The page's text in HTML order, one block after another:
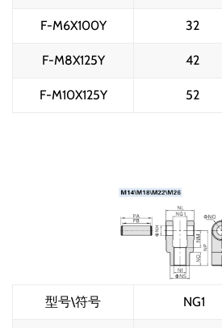
F-M6X100Y 32
F-M8X125Y 42
F-M10X125Y 52
型号\符号 NG1